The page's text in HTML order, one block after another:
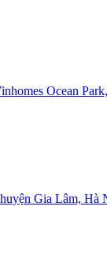
Ocean
Gia Lâm,